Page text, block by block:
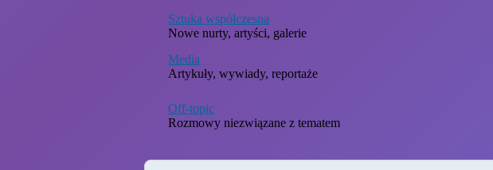
Sztuka współczesna
Nowe nurty, artyści, galerie
Media
Artykuły, wywiady, reportaże
Off-topic
Rozmowy niezwiązane z tematem